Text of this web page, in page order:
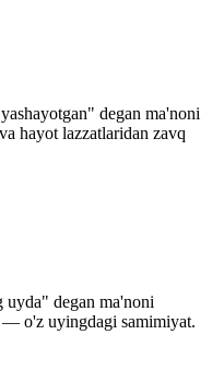
degan ma'noni
hayot lazzatlaridan zavq
degan ma'noni
o'z uyingdagi samimiyat.